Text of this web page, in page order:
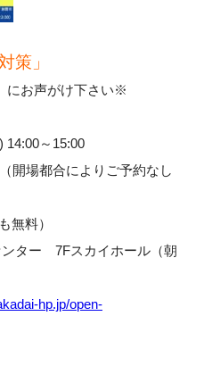
策」
お声がけ下さい※
～15:00
開場都合によりご予約なし
無料）
ター 7Fスカイホール（朝
hp.jp/open-